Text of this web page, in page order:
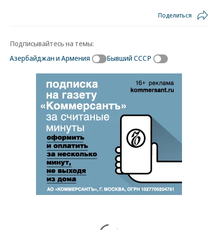
Поделиться
Подписывайтесь на темы:
Азербайджан и Армения
Бывший СССР